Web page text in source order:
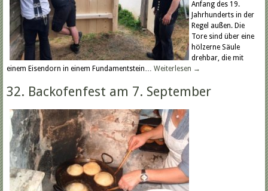
Anfang des 19.
Jahrhunderts in der
Regel außen. Die
Tore sind über eine
hölzerne Säule
drehbar, die mit
einem Eisendorn in einem Fundamentstein…Weiterlesen →
32. Backofenfest am 7. September